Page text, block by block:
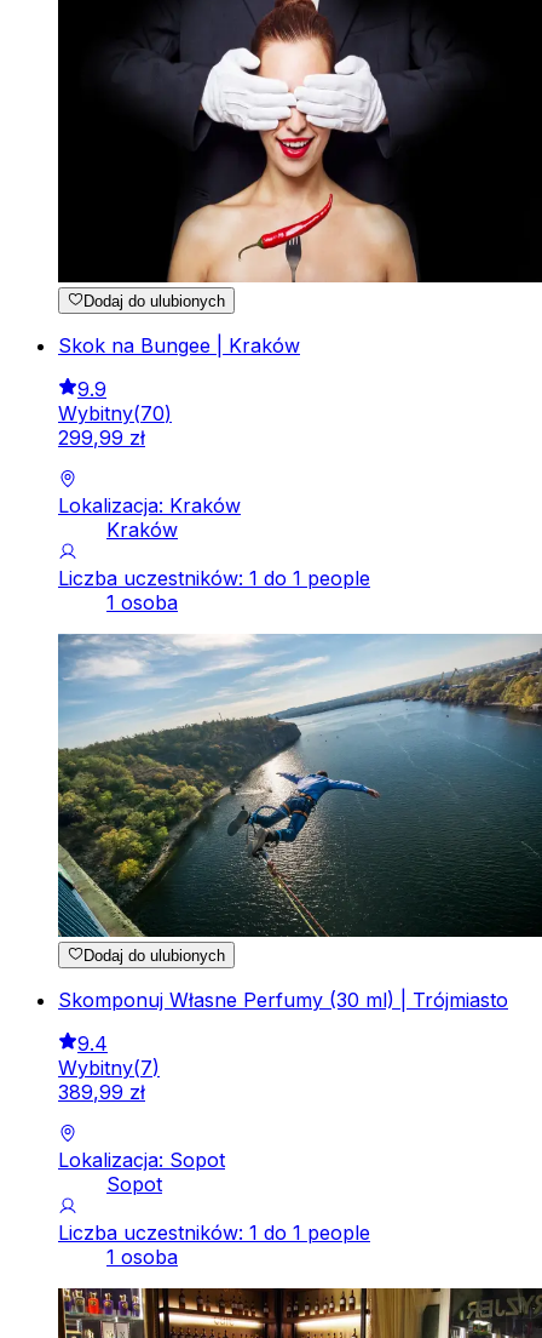
Dodaj do ulubionych
Skok na Bungee | Kraków
9.9
Wybitny(70)
299,99 zł
Lokalizacja: Kraków
Kraków
Liczba uczestników: 1 do 1 people
1 osoba
Dodaj do ulubionych
Skomponuj Własne Perfumy (30 ml) | Trójmiasto
9.4
Wybitny(7)
389,99 zł
Lokalizacja: Sopot
Sopot
Liczba uczestników: 1 do 1 people
1 osoba